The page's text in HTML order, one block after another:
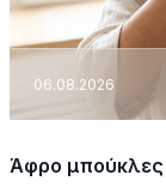
06.08.2026
Άφρο μπούκλες